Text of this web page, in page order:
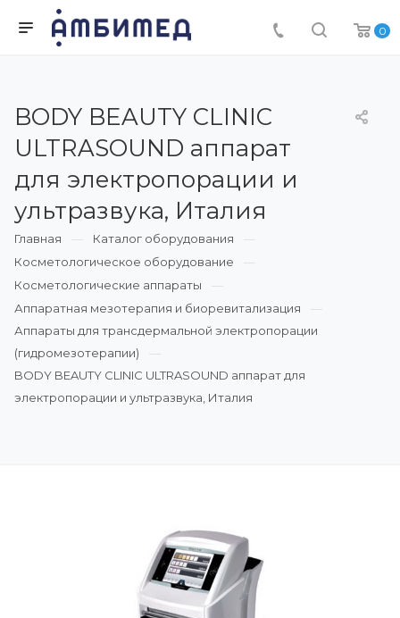
0
BODY BEAUTY CLINIC
ULTRASOUND аппарат
для электропорации и
ультразвука, Италия
Главная
Каталог оборудования
Косметологическое оборудование
Косметологические аппараты
Аппаратная мезотерапия и биоревитализация
Аппараты для трансдермальной электропорации
(гидромезотерапии)
BODY BEAUTY CLINIC ULTRASOUND аппарат для
электропорации и ультразвука, Италия